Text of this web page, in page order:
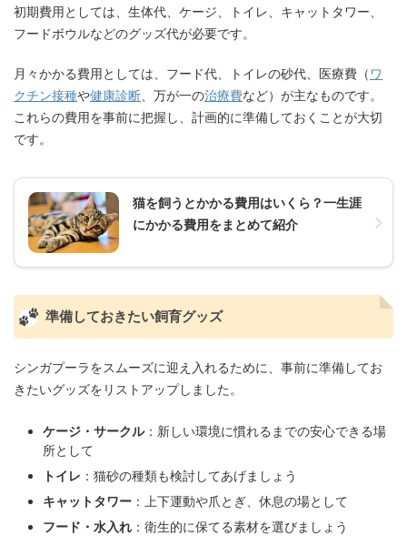
初期費用としては、生体代、ケージ、トイレ、キャットタワー、
フードボウルなどのグッズ代が必要です。
月々かかる費用としては、フード代、トイレの砂代、医療費（ ワ
クチン接種や健康診断、万が一の治療費など）が主なものです。
これらの費用を事前に把握し、計画的に準備しておくことが大切
です。
猫を飼うとかかる費用はいくら？一生涯
にかかる費用をまとめて紹介
準備しておきたい飼育グッズ
シンガプーラをスムーズに迎え入れるために、事前に準備してお
きたいグッズをリストアップしました。
ケージ・サークル：新しい環境に慣れるまでの安心できる場
所として
トイレ ：猫砂の種類も検討してあげましょう
キャットタワー ：上下運動や爪とぎ、休息の場として
フード・水入れ ：衛生的に保てる素材を選びましょう